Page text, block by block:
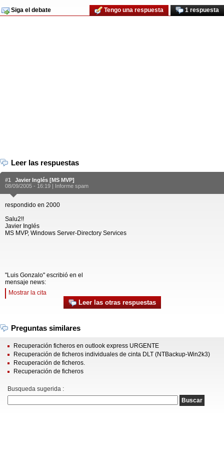
Siga el debate 1 respuesta
Tengo una respuesta
Leer las respuestas
#1
Javier Inglés [MS MVP]
08/09/2005 - 16:19 | Informe spam
respondido en 2000
Salu2!!
Javier Inglés
MS MVP, Windows Server-Directory Services
"Luis Gonzalo" escribió en el
mensaje news:
Mostrar la cita
Leer las otras respuestas
Preguntas similares
Recuperación ficheros en outlook express URGENTE
Recuperación de ficheros individuales de cinta DLT (NTBackup-Win2k3)
Recuperación de ficheros.
Recuperación de ficheros
Busqueda sugerida :